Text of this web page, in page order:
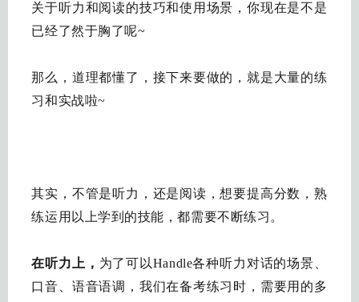
关于听力和阅读的技巧和使用场景，你现在是不是
已经了然于胸了呢~
那么，道理都懂了，接下来要做的，就是大量的练
习和实战啦~
其实，不管是听力，还是阅读，想要提高分数，熟
练运用以上学到的技能，都需要不断练习。
在听力上， 为了可以Handle各种听力对话的场景、
口音、语音语调，我们在备考练习时，需要用的多